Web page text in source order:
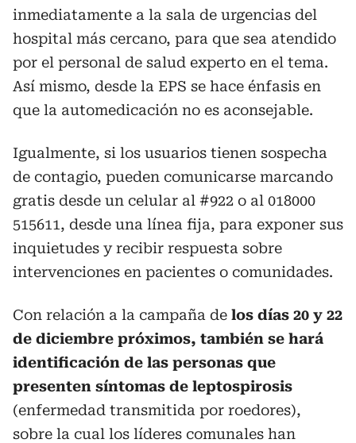
inmediatamente a la sala de urgencias del
hospital más cercano, para que sea atendido
por el personal de salud experto en el tema.
Así mismo, desde la EPS se hace énfasis en
que la automedicación no es aconsejable.
Igualmente, si los usuarios tienen sospecha
de contagio, pueden comunicarse marcando
gratis desde un celular al #922 o al 018000
515611, desde una línea fija, para exponer sus
inquietudes y recibir respuesta sobre
intervenciones en pacientes o comunidades.
Con relación a la campaña de los días 20 y 22
de diciembre próximos, también se hará
identificación de las personas que
presenten síntomas de leptospirosis
(enfermedad transmitida por roedores),
sobre la cual los líderes comunales han